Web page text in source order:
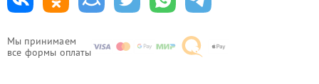
Мы принимаем
все формы оплаты